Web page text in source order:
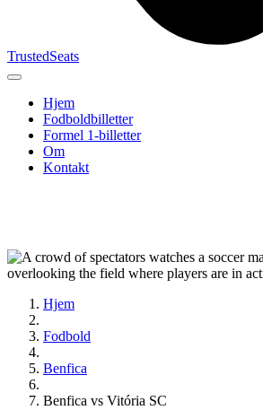
TrustedSeats
Hjem
Fodboldbilletter
Formel 1-billetter
Om
Kontakt
Hjem
Fodbold
Benfica
Benfica vs Vitória SC